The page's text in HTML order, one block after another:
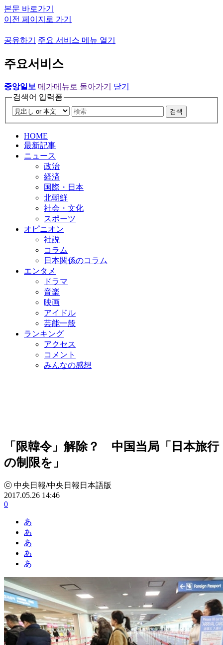
본문 바로가기
이전 페이지로 가기
공유하기 주요 서비스 메뉴 열기
주요서비스
중앙일보 메가메뉴로 돌아가기
닫기
검색어 입력폼
검색
HOME
最新記事
ニュース
政治
経済
国際・日本
北朝鮮
社会・文化
スポーツ
オピニオン
社説
コラム
日本関係のコラム
エンタメ
ドラマ
音楽
映画
アイドル
芸能一般
ランキング
アクセス
コメント
みんなの感想
「限韓令」解除？ 中国当局「日本旅行
の制限を」
ⓒ 中央日報/中央日報日本語版
2017.05.26 14:46
0
あ
あ
あ
あ
あ